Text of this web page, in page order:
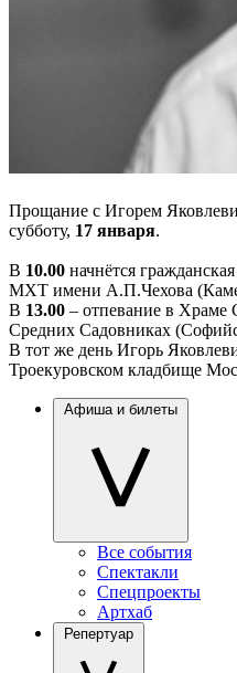
Прощание с Игорем
субботу, 17 января.
В 10.00 начнётся
МХТ имени А.П.Чехова
В 13.00 – отпевание в
Средних Садовниках
В тот же день Игорь
Троекуровском кладбище
Афиша и билеты
Все события
Спектакли
Спецпроекты
Артхаб
Репертуар